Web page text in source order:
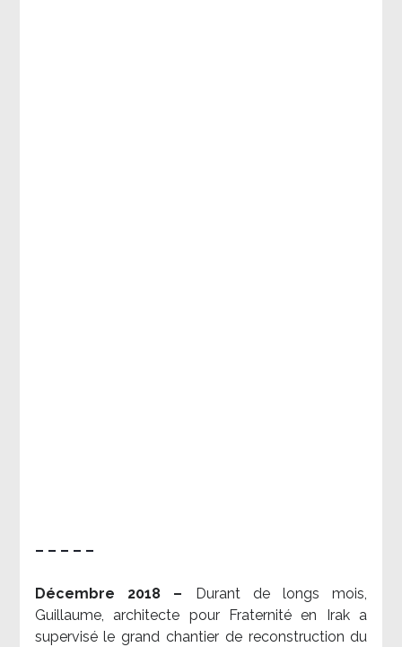
– – – – –
Décembre 2018 –
Durant de longs mois,
Guillaume, architecte pour Fraternité en Irak a
supervisé le grand chantier de reconstruction du